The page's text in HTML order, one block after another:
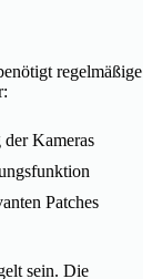
regelmäßige
Kameras
Patches
sein. Die